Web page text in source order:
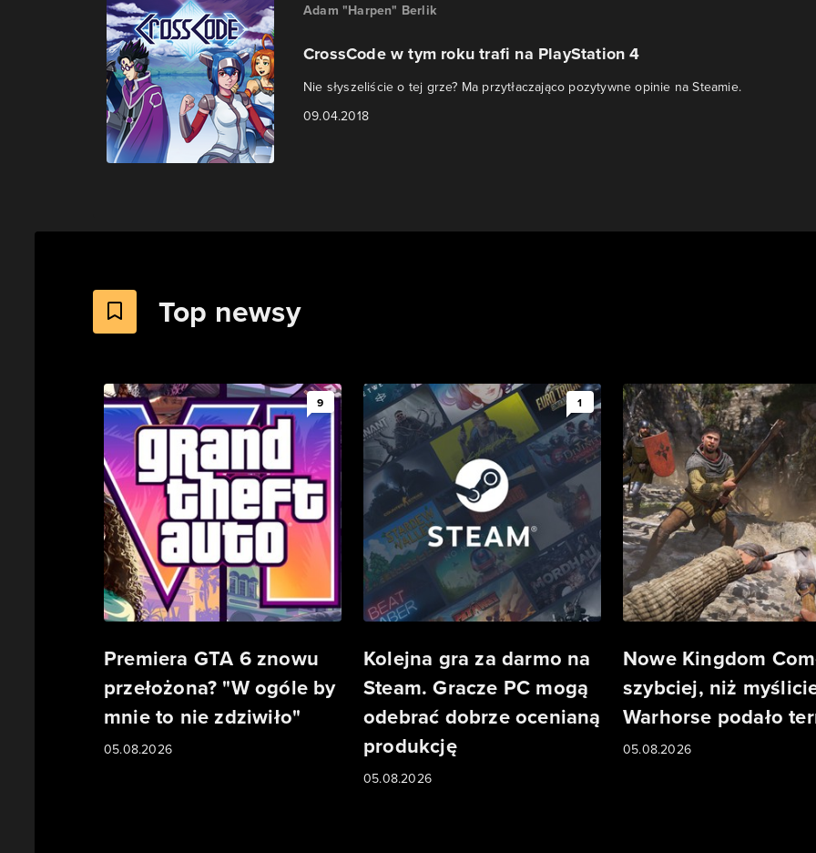
Adam "Harpen" Berlik
CrossCode w tym roku trafi na PlayStation 4
Nie słyszeliście o tej grze? Ma przytłaczająco pozytywne opinie na Steamie.
09.04.2018
Top newsy
9
Premiera GTA 6 znowu
przełożona? "W ogóle by
mnie to nie zdziwiło"
05.08.2026
1
Kolejna gra za darmo na
Steam. Gracze PC mogą
odebrać dobrze ocenianą
produkcję
05.08.2026
Nowe Kingdom
szybciej, niż
Warhorse podało
05.08.2026